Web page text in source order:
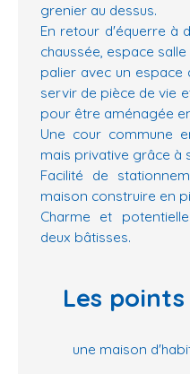
grenier au dessus.
En retour d'équerre à
chaussée, espace
palier avec un espace
servir de pièce de vie
pour être aménagée
Une cour commune
mais privative grâce à
Facilité de
maison construire en
Charme et
deux bâtisses.
Les
une maison